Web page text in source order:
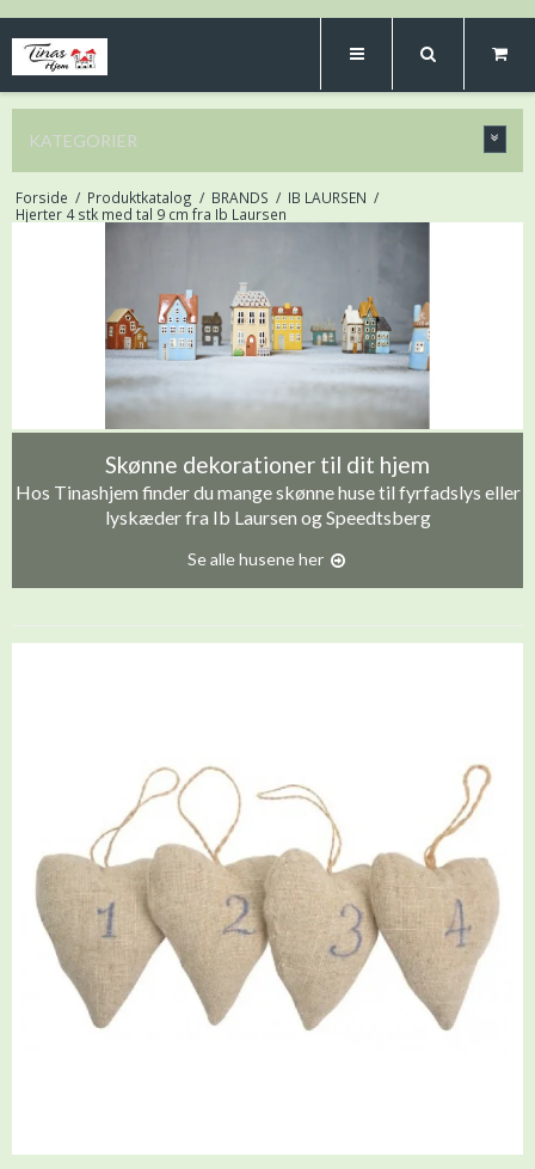
KATEGORIER
Forside / Produktkatalog / BRANDS / IB LAURSEN /
Hjerter 4 stk med tal 9 cm fra Ib Laursen
Skønne dekorationer til dit hjem
Hos Tinashjem finder du mange skønne huse til fyrfadslys eller
lyskæder fra Ib Laursen og Speedtsberg
Se alle husene her